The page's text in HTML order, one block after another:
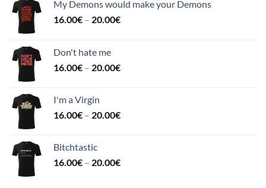
My Demons would make your Demons
16.00€ – 20.00€
Don't hate me
16.00€ – 20.00€
I'm a Virgin
16.00€ – 20.00€
Bitchtastic
16.00€ – 20.00€